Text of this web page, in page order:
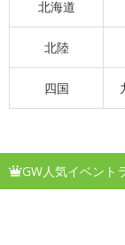
北海道
北陸
四国
GW人気イベント